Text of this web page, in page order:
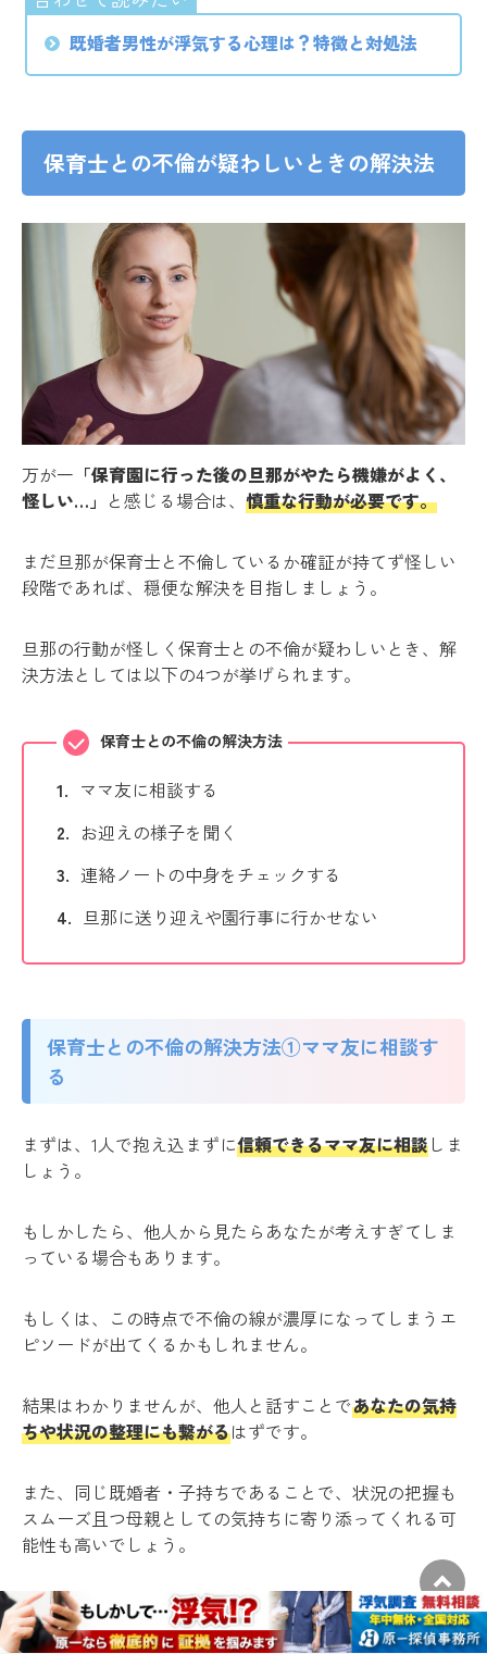
既婚者男性が浮気する心理は？特徴と対処法
保育士との不倫が疑わしいときの解決法
万が一 「保育園に行った後の旦那がやたら機嫌がよく、
怪しい…」 と感じる場合は、 慎重な行動が必要です。
まだ旦那が保育士と不倫しているか確証が持てず怪しい
段階であれば、穏便な解決を目指しましょう。
旦那の行動が怪しく保育士との不倫が疑わしいとき、解
決方法としては以下の4つが挙げられます。
保育士との不倫の解決方法
ママ友に相談する
お迎えの様子を聞く
連絡ノートの中身をチェックする
旦那に送り迎えや園行事に行かせない
保育士との不倫の解決方法①ママ友に相談す
る
まずは、1人で抱え込まずに信頼できるママ友に相談しま
しょう。
もしかしたら、他人から見たらあなたが考えすぎてしま
っている場合もあります。
もしくは、この時点で不倫の線が濃厚になってしまうエ
ピソードが出てくるかもしれません。
結果はわかりませんが、他人と話すことであなたの気持
ちや状況の整理にも繋がるはずです。
また、同じ既婚者・子持ちであることで、状況の把握も
スムーズ且つ母親としての気持ちに寄り添ってくれる可
能性も高いでしょう。
保育士との不倫の解決方法②お迎えの様子を